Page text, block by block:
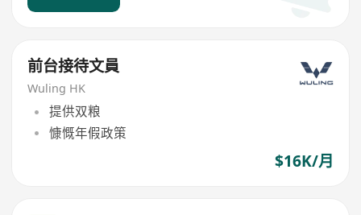
前台接待文員
Wuling HK
提供双粮
慷慨年假政策
$16K/月